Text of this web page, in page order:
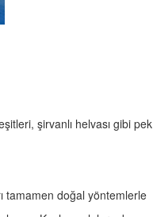
şirvanlı helvası gibi pek
tamamen doğal yöntemlerle